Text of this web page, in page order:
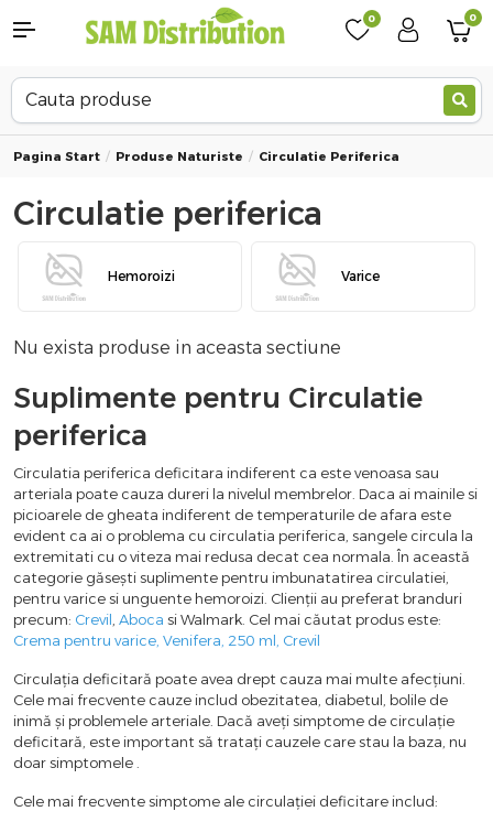
0 0
Pagina Start Produse Naturiste Circulatie Periferica
Circulatie periferica
Hemoroizi Varice
Nu exista produse in aceasta sectiune
Suplimente pentru Circulatie
periferica
Circulatia periferica deficitara indiferent ca este venoasa sau
arteriala poate cauza dureri la nivelul membrelor. Daca ai mainile si
picioarele de gheata indiferent de temperaturile de afara este
evident ca ai o problema cu circulatia periferica, sangele circula la
extremitati cu o viteza mai redusa decat cea normala. În această
categorie găseşti suplimente pentru imbunatatirea circulatiei,
pentru varice si unguente hemoroizi. Clienții au preferat branduri
precum: Crevil Aboca si Walmark. Cel mai căutat produs este:
Crema pentru varice, Venifera, 250 ml, Crevil
Circulația deficitară poate avea drept cauza mai multe afecțiuni.
Cele mai frecvente cauze includ obezitatea, diabetul, bolile de
inimă și problemele arteriale. Dacă aveți simptome de circulație
deficitară, este important să tratați cauzele care stau la baza, nu
doar simptomele .
Cele mai frecvente simptome ale circulației deficitare includ: